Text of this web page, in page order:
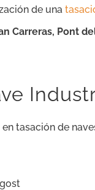
de una
Carreras, Pont
tasación de